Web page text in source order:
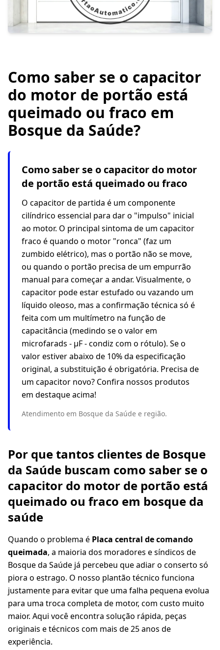
Como saber se o capacitor
do motor de portão está
queimado ou fraco em
Bosque da Saúde?
Como saber se o capacitor do motor
de portão está queimado ou fraco
O capacitor de partida é um componente
cilíndrico essencial para dar o "impulso" inicial
ao motor. O principal sintoma de um capacitor
fraco é quando o motor "ronca" (faz um
zumbido elétrico), mas o portão não se move,
ou quando o portão precisa de um empurrão
manual para começar a andar. Visualmente, o
capacitor pode estar estufado ou vazando um
líquido oleoso, mas a confirmação técnica só é
feita com um multímetro na função de
capacitância (medindo se o valor em
microfarads - µF - condiz com o rótulo). Se o
valor estiver abaixo de 10% da especificação
original, a substituição é obrigatória. Precisa de
um capacitor novo? Confira nossos produtos
em destaque acima!
Atendimento em Bosque da Saúde e região.
Por que tantos clientes de Bosque
da Saúde buscam como saber se o
capacitor do motor de portão está
queimado ou fraco em bosque da
saúde
Quando o problema é Placa central de comando
queimada, a maioria dos moradores e síndicos de
Bosque da Saúde já percebeu que adiar o conserto só
piora o estrago. O nosso plantão técnico funciona
justamente para evitar que uma falha pequena evolua
para uma troca completa de motor, com custo muito
maior. Aqui você encontra solução rápida, peças
originais e técnicos com mais de 25 anos de
experiência.